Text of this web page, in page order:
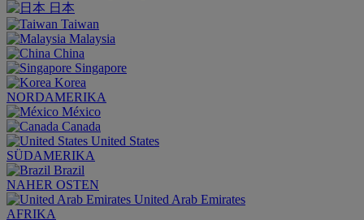
日本
Taiwan
Malaysia
China
Singapore
Korea
NORDAMERIKA
México
Canada
United States
SÜDAMERIKA
Brazil
NAHER OSTEN
United Arab Emirates
AFRIKA